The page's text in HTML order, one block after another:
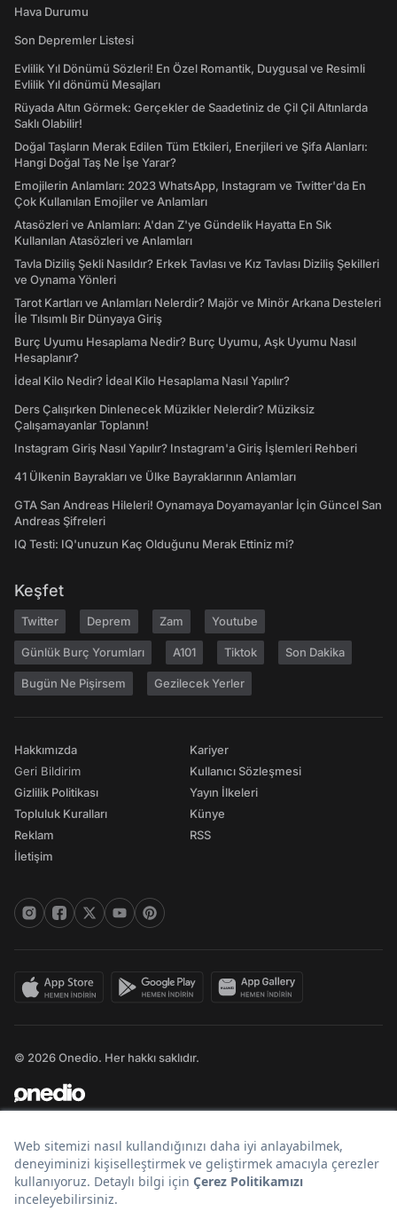
Hava Durumu
Son Depremler Listesi
Evlilik Yıl Dönümü Sözleri! En Özel Romantik, Duygusal ve Resimli
Evlilik Yıl dönümü Mesajları
Rüyada Altın Görmek: Gerçekler de Saadetiniz de Çil Çil Altınlarda
Saklı Olabilir!
Doğal Taşların Merak Edilen Tüm Etkileri, Enerjileri ve Şifa Alanları:
Hangi Doğal Taş Ne İşe Yarar?
Emojilerin Anlamları: 2023 WhatsApp, Instagram ve Twitter'da En
Çok Kullanılan Emojiler ve Anlamları
Atasözleri ve Anlamları: A'dan Z'ye Gündelik Hayatta En Sık
Kullanılan Atasözleri ve Anlamları
Tavla Diziliş Şekli Nasıldır? Erkek Tavlası ve Kız Tavlası Diziliş Şekilleri
ve Oynama Yönleri
Tarot Kartları ve Anlamları Nelerdir? Majör ve Minör Arkana Desteleri
İle Tılsımlı Bir Dünyaya Giriş
Burç Uyumu Hesaplama Nedir? Burç Uyumu, Aşk Uyumu Nasıl
Hesaplanır?
İdeal Kilo Nedir? İdeal Kilo Hesaplama Nasıl Yapılır?
Ders Çalışırken Dinlenecek Müzikler Nelerdir? Müziksiz
Çalışamayanlar Toplanın!
Instagram Giriş Nasıl Yapılır? Instagram'a Giriş İşlemleri Rehberi
41 Ülkenin Bayrakları ve Ülke Bayraklarının Anlamları
GTA San Andreas Hileleri! Oynamaya Doyamayanlar İçin Güncel San
Andreas Şifreleri
IQ Testi: IQ'unuzun Kaç Olduğunu Merak Ettiniz mi?
Keşfet
Twitter Deprem Zam Youtube
Günlük Burç Yorumları A101 Tiktok Son Dakika
Bugün Ne Pişirsem Gezilecek Yerler
Hakkımızda
Geri Bildirim
Gizlilik Politikası
Topluluk Kuralları
Reklam
İletişim
Kariyer
Kullanıcı Sözleşmesi
Yayın İlkeleri
Künye
RSS
© 2026 Onedio. Her hakkı saklıdır.
Bir markasıdır.